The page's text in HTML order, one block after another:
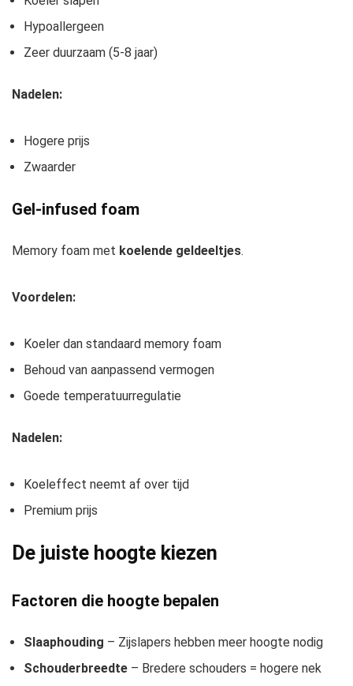
Hypoallergeen
Zeer duurzaam (5-8 jaar)
Nadelen:
Hogere prijs
Zwaarder
Gel-infused foam
Memory foam met koelende geldeeltjes.
Voordelen:
Koeler dan standaard memory foam
Behoud van aanpassend vermogen
Goede temperatuurregulatie
Nadelen:
Koeleffect neemt af over tijd
Premium prijs
De juiste hoogte kiezen
Factoren die hoogte bepalen
Slaaphouding – Zijslapers hebben meer hoogte nodig
Schouderbreedte – Bredere schouders = hogere nek